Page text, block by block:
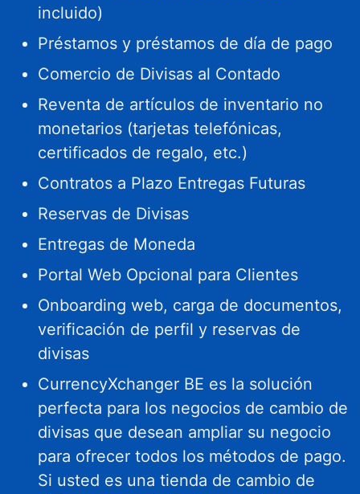
incluido)
Préstamos y préstamos de día de pago
Comercio de Divisas al Contado
Reventa de artículos de inventario no
monetarios (tarjetas telefónicas,
certificados de regalo, etc.)
Contratos a Plazo Entregas Futuras
Reservas de Divisas
Entregas de Moneda
Portal Web Opcional para Clientes
Onboarding web, carga de documentos,
verificación de perfil y reservas de
divisas
CurrencyXchanger BE es la solución
perfecta para los negocios de cambio de
divisas que desean ampliar su negocio
para ofrecer todos los métodos de pago.
Si usted es una tienda de cambio de